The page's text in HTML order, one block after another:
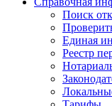
Поиск
Единая
Реестр